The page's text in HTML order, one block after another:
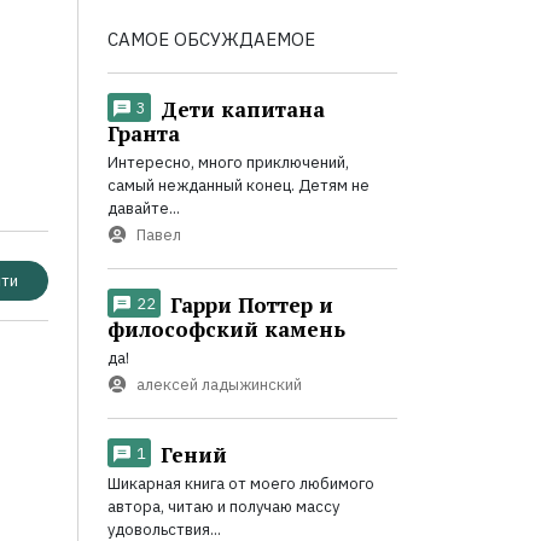
САМОЕ ОБСУЖДАЕМОЕ
3
Дети капитана
Гранта
Интересно, много приключений,
самый нежданный конец. Детям не
давайте...
Павел
22
Гарри Поттер и
философский камень
да!
алексей ладыжинский
1 Гений
Шикарная книга от моего любимого
автора, читаю и получаю массу
удовольствия...